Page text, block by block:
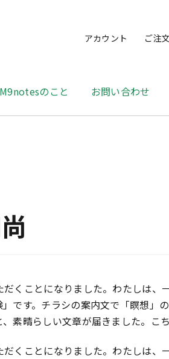
アカウント ご注
M9notesのこと お問い合わせ
くことになりました。わたしは、
です。チラシの案内文で「瞑想」
素晴らしい文章が届きました。こ
くことになりました。わたしは、